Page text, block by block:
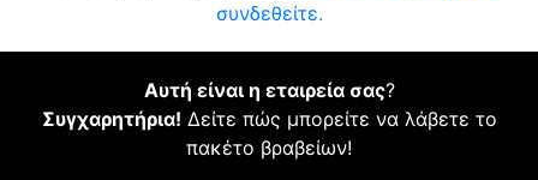
συνδεθείτε.
Αυτή είναι η εταιρεία σας?
Συγχαρητήρια! Δείτε πώς μπορείτε να λάβετε το
πακέτο βραβείων!